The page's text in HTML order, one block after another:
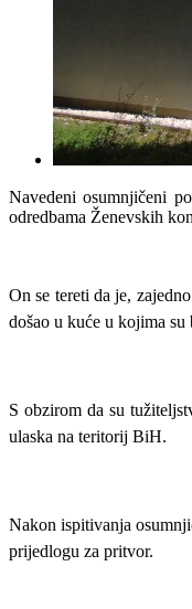
Navedeni osumnjičeni
odredbama Ženevskih
On se tereti da je,
došao u kuće u kojima
S obzirom da su
ulaska na teritorij BiH.
Nakon ispitivanja
prijedlogu za pritvor.